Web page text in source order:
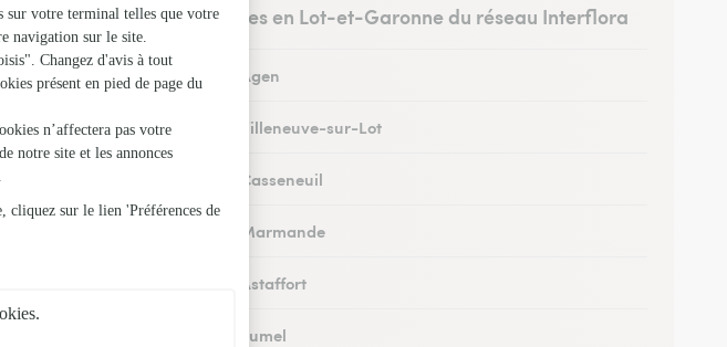
Les fleuristes en Lot-et-Garonne du réseau Interflora
Fleuristes à Agen
Fleuristes à Villeneuve-sur-Lot
Fleuristes à Casseneuil
Fleuristes à Marmande
Fleuristes à Astaffort
Fleuristes à Fumel